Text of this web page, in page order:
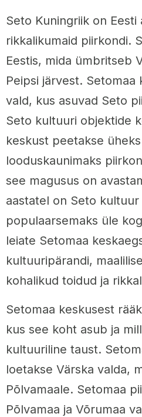
Seto Kuningriik on Eesti
rikkalikumaid piirkondi.
Eestis, mida ümbritseb
Peipsi järvest. Setomaa
vald, kus asuvad Seto
Seto kultuuri objektide
keskust peetakse
looduskaunimaks
see magusus on
aastatel on Seto kultuur
populaarsemaks üle
leiate Setomaa
kultuuripärandi,
kohalikud toidud ja
Setomaa keskusest
kus see koht asub ja
kultuuriline taust.
loetakse Värska valda,
Põlvamaale. Setomaa
Põlvamaa ja Võrumaa